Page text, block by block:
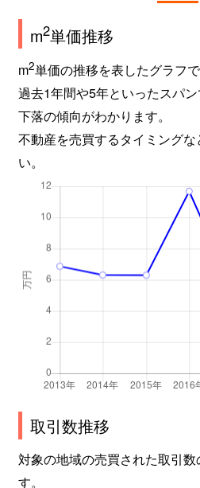
m2単価推移
m2単価の推移を表したグラフで
過去1年間や5年といったスパ
下落の傾向がわかります。
不動産を売買するタイミング
い。
取引数推移
対象の地域の売買された取引
す。